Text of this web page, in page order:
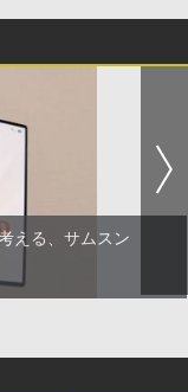
える、サムスン